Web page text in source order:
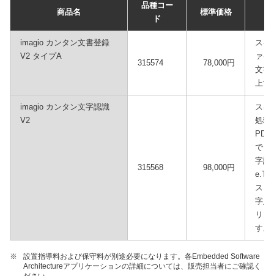
商品名
品種コー
ド
標準価格
imagio カンタン文書登録
V2 タイプA
315574 78,000円
スキ
ァ
文書
上す
imagio カンタン文字認識
V2
315568 98,000円
スキ
処理
PDF
でき
字認
ス）
字入
リ
す。
※
設置指導料および保守料が別途必要になります。各Embedded Software
Architectureアプリケーションの詳細については、販売担当者にご確認く